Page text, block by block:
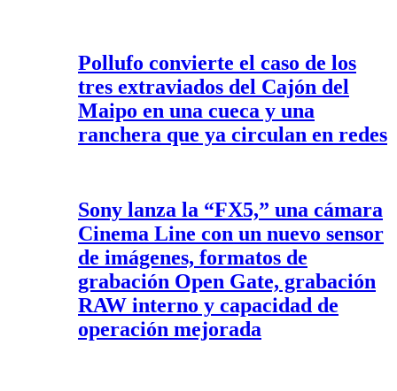
Pollufo convierte el caso de los
tres extraviados del Cajón del
Maipo en una cueca y una
ranchera que ya circulan en redes
Sony lanza la “FX5,” una cámara
Cinema Line con un nuevo sensor
de imágenes, formatos de
grabación Open Gate, grabación
RAW interno y capacidad de
operación mejorada